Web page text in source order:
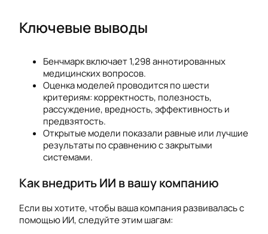
Ключевые выводы
Бенчмарк включает 1,298 аннотированных
медицинских вопросов.
Оценка моделей проводится по шести
критериям: корректность, полезность,
рассуждение, вредность, эффективность и
предвзятость.
Открытые модели показали равные или лучшие
результаты по сравнению с закрытыми
системами.
Как внедрить ИИ в вашу компанию
Если вы хотите, чтобы ваша компания развивалась с
помощью ИИ, следуйте этим шагам: